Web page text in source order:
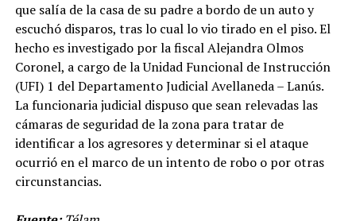
que salía de la casa de su padre a bordo de un auto y
escuchó disparos, tras lo cual lo vio tirado en el piso. El
hecho es investigado por la fiscal Alejandra Olmos
Coronel, a cargo de la Unidad Funcional de Instrucción
(UFI) 1 del Departamento Judicial Avellaneda – Lanús.
La funcionaria judicial dispuso que sean relevadas las
cámaras de seguridad de la zona para tratar de
identificar a los agresores y determinar si el ataque
ocurrió en el marco de un intento de robo o por otras
circunstancias.